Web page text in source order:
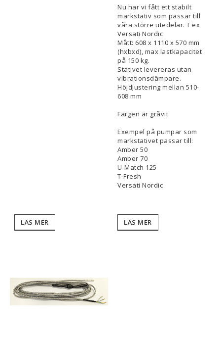
LÄS MER
Nu har vi fått ett stabilt
markstativ som passar till
våra större utedelar. T ex
Versati Nordic
Mått: 608 x 1110 x 570 mm
(hxbxd), max lastkapacitet
på 150 kg.
Stativet levereras utan
vibrationsdämpare.
Höjdjustering mellan 510-
608 mm
Färgen är gråvit
Exempel på pumpar som
markstativet passar till:
Amber 50
Amber 70
U-Match 125
T-Fresh
LÄS MER